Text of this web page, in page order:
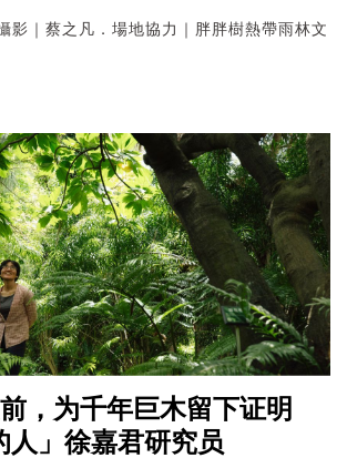
影｜蔡之凡．場地協力｜胖胖樹熱帶雨林文
，为千年巨木留下证明
」徐嘉君研究员